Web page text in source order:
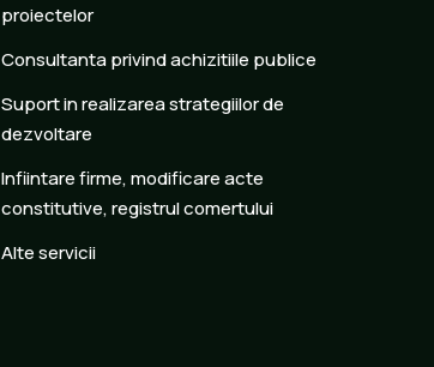
proiectelor
Consultanta privind achizitiile publice
Suport in realizarea strategiilor de
dezvoltare
Infiintare firme, modificare acte
constitutive, registrul comertului
Alte servicii